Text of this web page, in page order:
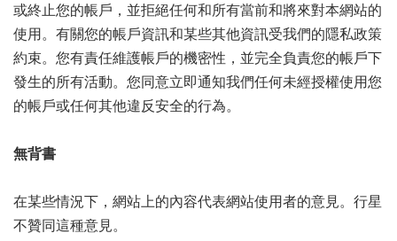
或終止您的帳戶，並拒絕任何和所有當前和將來對本網站的
使用。有關您的帳戶資訊和某些其他資訊受我們的隱私政策
約束。您有責任維護帳戶的機密性，並完全負責您的帳戶下
發生的所有活動。您同意立即通知我們任何未經授權使用您
的帳戶或任何其他違反安全的行為。
無背書
在某些情況下，網站上的內容代表網站使用者的意見。行星
不贊同這種意見。